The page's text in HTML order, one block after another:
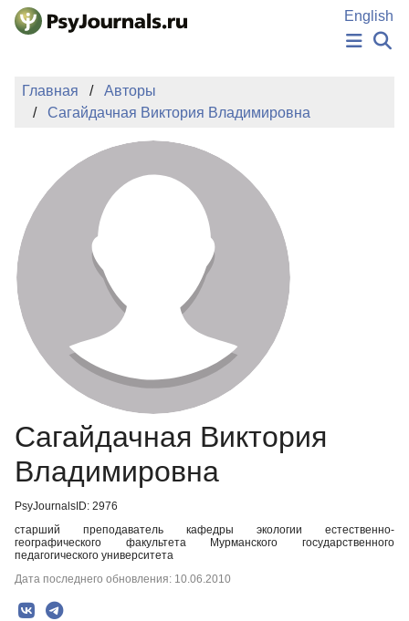
Перейти к основному содержанию
English
ИЗДАНИЯ
АВТОРЫ
ПОДАТЬ РУКОПИСЬ
БАЗА ЗНАНИЙ
КЛЮЧЕВЫЕ СЛОВА
Регистрация
Главная
Авторы
Сагайдачная Виктория Владимировна
Сагайдачная Виктория
Владимировна
PsyJournalsID: 2976
старший преподаватель кафедры экологии естественно-
географического факультета Мурманского государственного
педагогического университета
Дата последнего обновления: 10.06.2010